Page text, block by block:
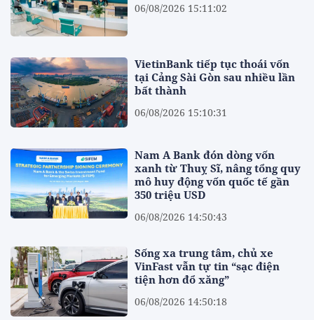
06/08/2026 15:11:02
VietinBank tiếp tục thoái vốn
tại Cảng Sài Gòn sau nhiều lần
bất thành
06/08/2026 15:10:31
Nam A Bank đón dòng vốn
xanh từ Thuỵ Sĩ, nâng tổng quy
mô huy động vốn quốc tế gần
350 triệu USD
06/08/2026 14:50:43
Sống xa trung tâm, chủ xe
VinFast vẫn tự tin “sạc điện
tiện hơn đổ xăng”
06/08/2026 14:50:18